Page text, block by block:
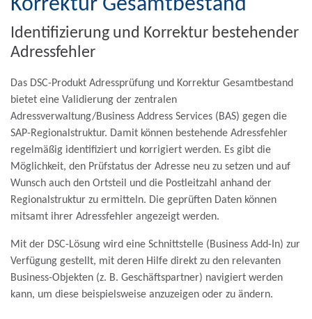
Korrektur Gesamtbestand
Identifizierung und Korrektur bestehender
Adressfehler
Das DSC-Produkt Adressprüfung und Korrektur Gesamtbestand
bietet eine Validierung der zentralen
Adressverwaltung/Business Address Services (BAS) gegen die
SAP-Regionalstruktur. Damit können bestehende Adressfehler
regelmäßig identifiziert und korrigiert werden. Es gibt die
Möglichkeit, den Prüfstatus der Adresse neu zu setzen und auf
Wunsch auch den Ortsteil und die Postleitzahl anhand der
Regionalstruktur zu ermitteln. Die geprüften Daten können
mitsamt ihrer Adressfehler angezeigt werden.
Mit der DSC-Lösung wird eine Schnittstelle (Business Add-In) zur
Verfügung gestellt, mit deren Hilfe direkt zu den relevanten
Business-Objekten (z. B. Geschäftspartner) navigiert werden
kann, um diese beispielsweise anzuzeigen oder zu ändern.